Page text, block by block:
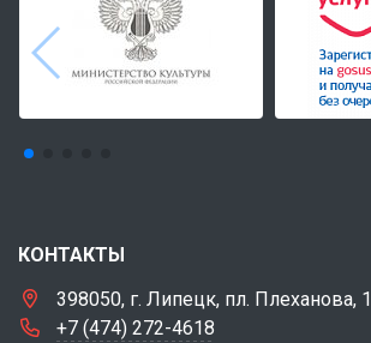
КОНТАКТЫ
398050, г. Липецк, пл. Плеханова, 1
+7 (474) 272-4618